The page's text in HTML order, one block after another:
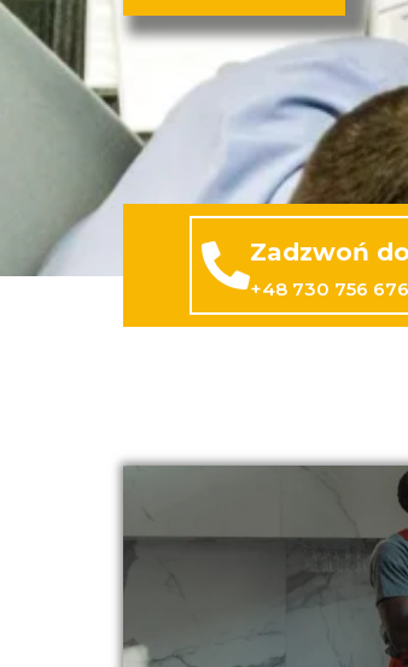
Zadzwoń
+48 730 756 676